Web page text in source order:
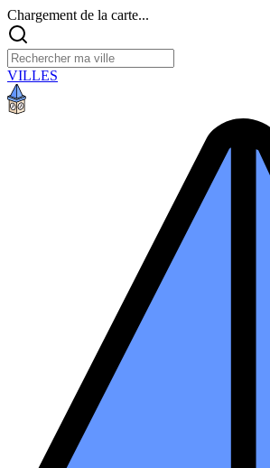
Chargement de la carte...
VILLES